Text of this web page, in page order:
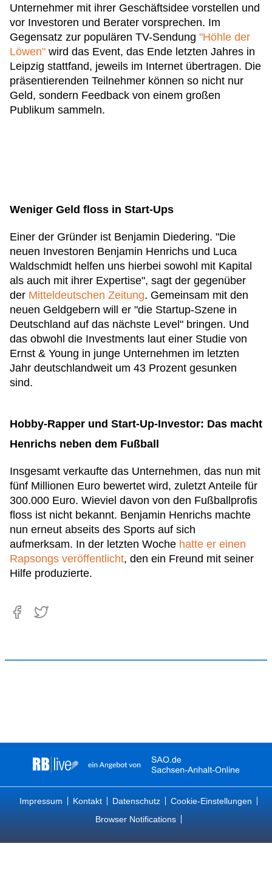
Unternehmer mit ihrer Geschäftsidee vorstellen und
vor Investoren und Berater vorsprechen. Im
Gegensatz zur populären TV-Sendung "Höhle der
Löwen" wird das Event, das Ende letzten Jahres in
Leipzig stattfand, jeweils im Internet übertragen. Die
präsentierenden Teilnehmer können so nicht nur
Geld, sondern Feedback von einem großen
Publikum sammeln.
Weniger Geld floss in Start-Ups
Einer der Gründer ist Benjamin Diedering. "Die
neuen Investoren Benjamin Henrichs und Luca
Waldschmidt helfen uns hierbei sowohl mit Kapital
als auch mit ihrer Expertise", sagt der gegenüber
der Mitteldeutschen Zeitung. Gemeinsam mit den
neuen Geldgebern will er "die Startup-Szene in
Deutschland auf das nächste Level" bringen. Und
das obwohl die Investments laut einer Studie von
Ernst & Young in junge Unternehmen im letzten
Jahr deutschlandweit um 43 Prozent gesunken
sind.
Hobby-Rapper und Start-Up-Investor: Das macht
Henrichs neben dem Fußball
Insgesamt verkaufte das Unternehmen, das nun mit
fünf Millionen Euro bewertet wird, zuletzt Anteile für
300.000 Euro. Wieviel davon von den Fußballprofis
floss ist nicht bekannt. Benjamin Henrichs machte
nun erneut abseits des Sports auf sich
aufmerksam. In der letzten Woche hatte er einen
Rapsongs veröffentlicht, den ein Freund mit seiner
Hilfe produzierte.
Impressum Kontakt Datenschutz
Cookie-Einstellungen
Browser Notifications